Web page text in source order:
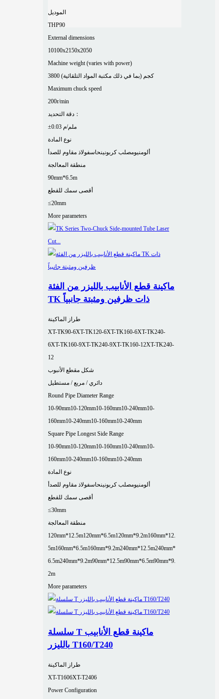
الموديل
THP90
External dimensions
10100x2150x2050
Machine weight (varies with power)
3800 كجم (بما في ذلك مكتبة المواد التلقائية)
Maximum chuck speed
200r/min
دقة التحديد：
±0.03 ملم/م
نوع المادة
ألومنيومصلب كربونينحاسفولاذ مقاوم للصدأ
منطقة المعالجة
90mm*6.5m
أقصى سمك للقطع
≤20mm
More parameters
ماكينة قطع الأنابيب بالليزر من الفئة
TK ذات ظرفين ومثبتة جانبياً
طراز الماكينة
XT-TK90-6XT-TK120-6XT-TK160-6XT-TK240-
6XT-TK160-9XT-TK240-9XT-TK160-12XT-TK240-
12
شكل مقطع الأنبوب
دائري / مربع / مستطيل
Round Pipe Diameter Range
10-90mm10-120mm10-160mm10-240mm10-
160mm10-240mm10-160mm10-240mm
Square Pipe Longest Side Range
10-90mm10-120mm10-160mm10-240mm10-
160mm10-240mm10-160mm10-240mm
نوع المادة
ألومنيومصلب كربونينحاسفولاذ مقاوم للصدأ
أقصى سمك للقطع
≤30mm
منطقة المعالجة
120mm*12.5m120mm*6.5m120mm*9.2m160mm*12.
5m160mm*6.5m160mm*9.2m240mm*12.5m240mm*
6.5m240mm*9.2m90mm*12.5m90mm*6.5m90mm*9.
2m
More parameters
سلسلة T ماكينة قطع الأنابيب
بالليزر T160/T240
طراز الماكينة
XT-T1606XT-T2406
Power Configuration